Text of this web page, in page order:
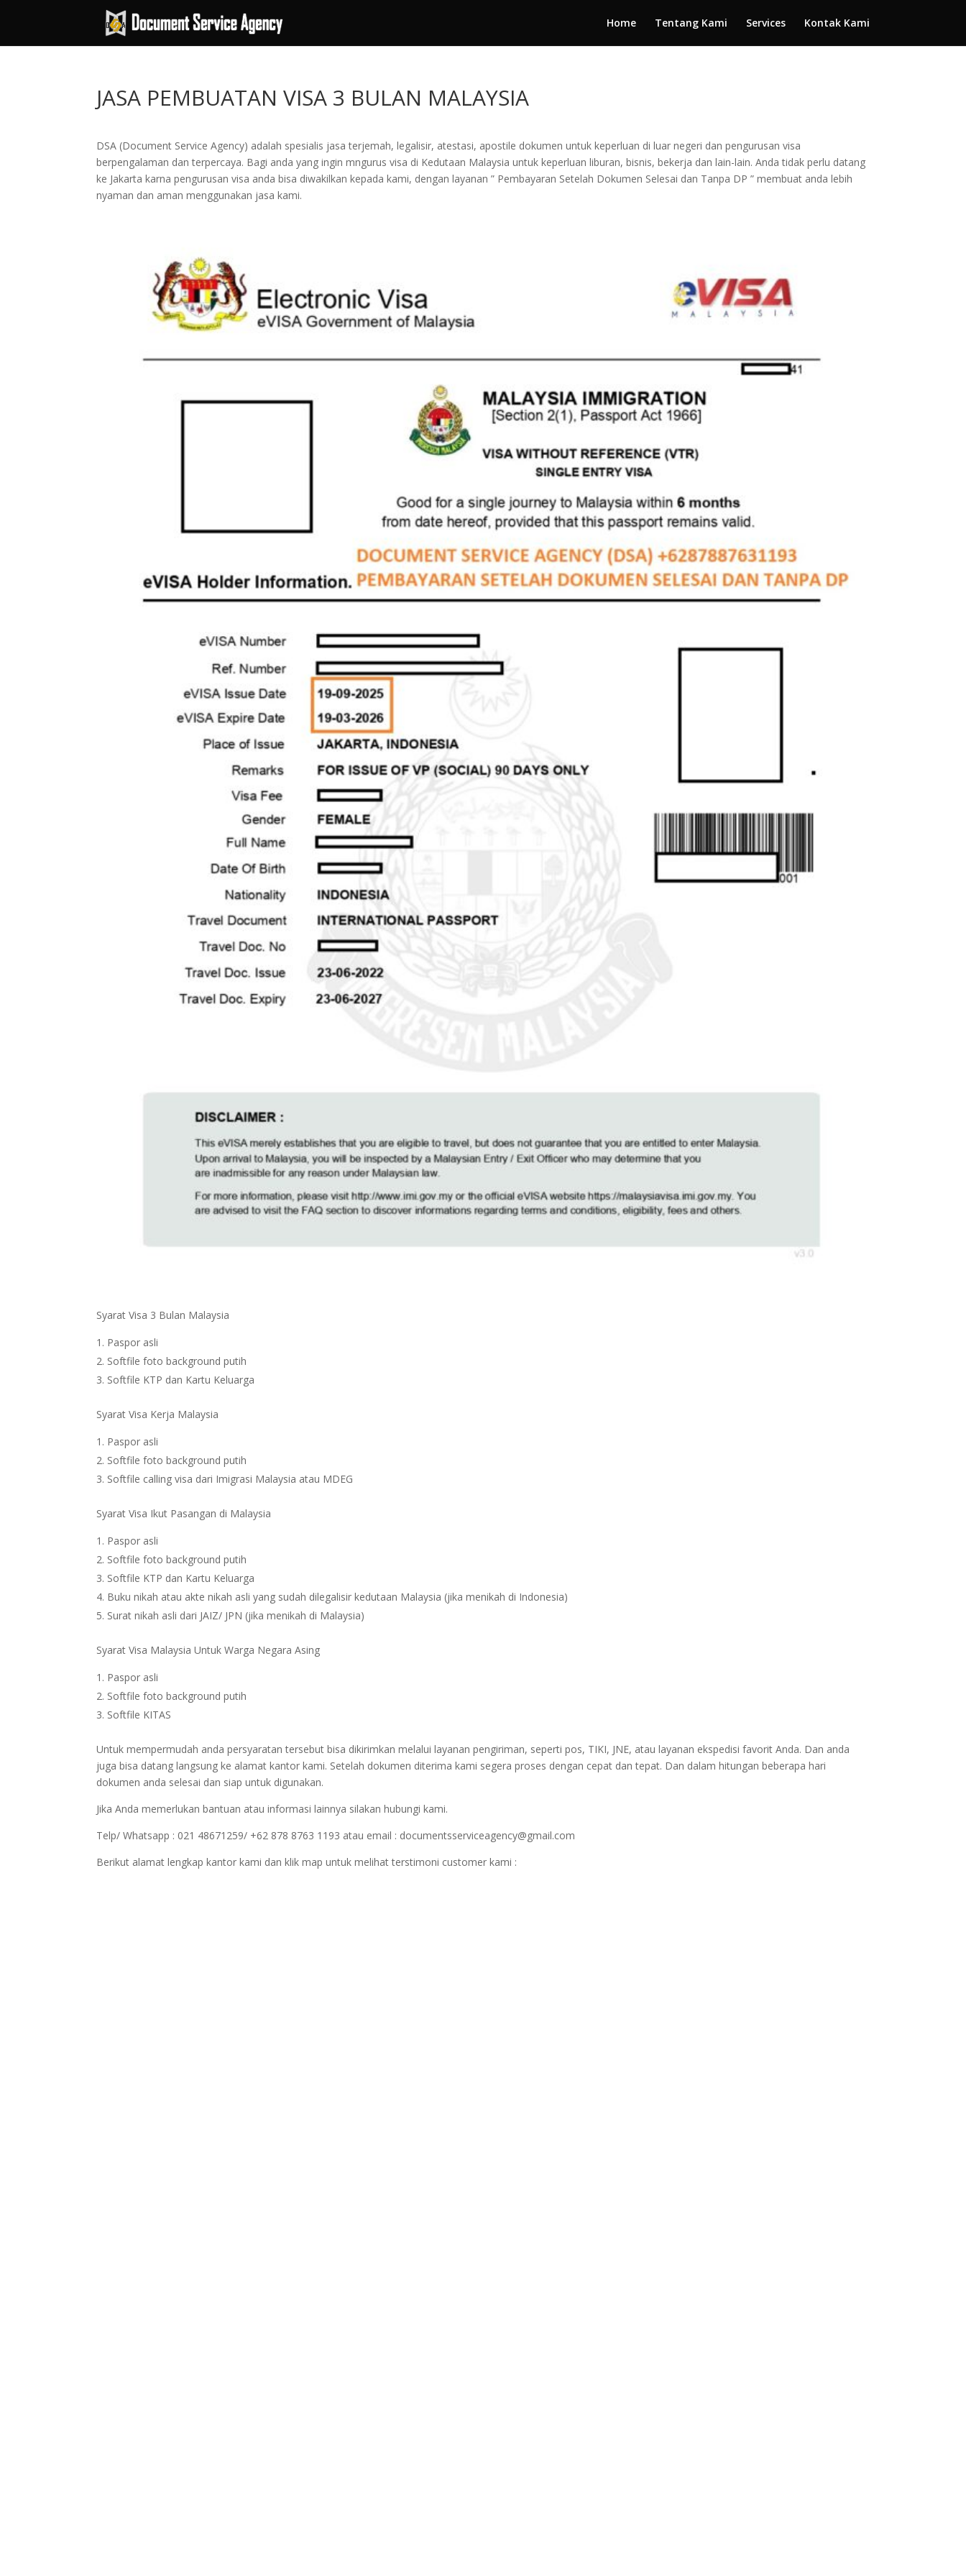
Home Tentang Kami Services Kontak Kami
JASA PEMBUATAN VISA 3 BULAN MALAYSIA
DSA (Document Service Agency) adalah spesialis jasa terjemah, legalisir, atestasi, apostile dokumen untuk keperluan di luar negeri dan pengurusan visa
berpengalaman dan terpercaya. Bagi anda yang ingin mngurus visa di Kedutaan Malaysia untuk keperluan liburan, bisnis, bekerja dan lain-lain. Anda tidak perlu datang
ke Jakarta karna pengurusan visa anda bisa diwakilkan kepada kami, dengan layanan ” Pembayaran Setelah Dokumen Selesai dan Tanpa DP ” membuat anda lebih
nyaman dan aman menggunakan jasa kami.
Syarat Visa 3 Bulan Malaysia
Paspor asli
Softfile foto background putih
Softfile KTP dan Kartu Keluarga
Syarat Visa Kerja Malaysia
Paspor asli
Softfile foto background putih
Softfile calling visa dari Imigrasi Malaysia atau MDEG
Syarat Visa Ikut Pasangan di Malaysia
Paspor asli
Softfile foto background putih
Softfile KTP dan Kartu Keluarga
Buku nikah atau akte nikah asli yang sudah dilegalisir kedutaan Malaysia (jika menikah di Indonesia)
Surat nikah asli dari JAIZ/ JPN (jika menikah di Malaysia)
Syarat Visa Malaysia Untuk Warga Negara Asing
Paspor asli
Softfile foto background putih
Softfile KITAS
Untuk mempermudah anda persyaratan tersebut bisa dikirimkan melalui layanan pengiriman, seperti pos, TIKI, JNE, atau layanan ekspedisi favorit Anda. Dan anda
juga bisa datang langsung ke alamat kantor kami. Setelah dokumen diterima kami segera proses dengan cepat dan tepat. Dan dalam hitungan beberapa hari
dokumen anda selesai dan siap untuk digunakan.
Jika Anda memerlukan bantuan atau informasi lainnya silakan hubungi kami.
Telp/ Whatsapp : 021 48671259/ +62 878 8763 1193 atau email : documentsserviceagency@gmail.com
Berikut alamat lengkap kantor kami dan klik map untuk melihat terstimoni customer kami :